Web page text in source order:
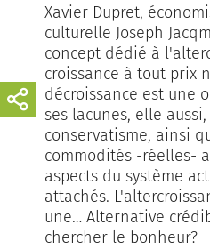
Xavier Dupret,
culturelle Joseph
concept dédié à
croissance à tout prix
décroissance est une
ses lacunes, elle
conservatisme, ainsi
commodités -réelles-
aspects du système
attachés.
une… Alternative
chercher le bonheur?